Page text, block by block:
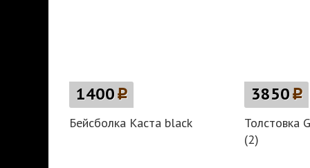
1400p
Бейсболка Каста black
3850p
Толстовка
(2)